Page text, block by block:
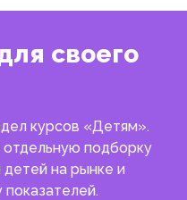
своего
курсов «Детям».
подборку
на рынке и